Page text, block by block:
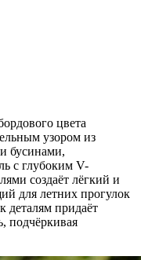
цвета
узором из
бусинами,
с глубоким V-
создаёт лёгкий и
для летних прогулок
деталям придаёт
подчёркивая